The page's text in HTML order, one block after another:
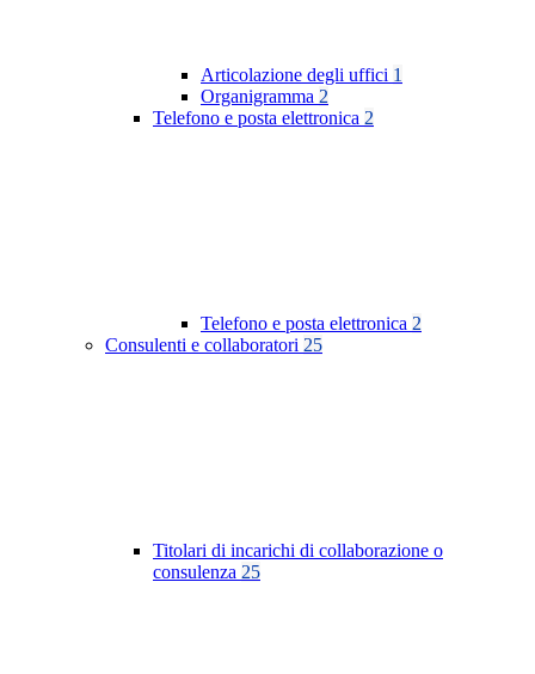
Articolazione degli uffici 1
Organigramma 2
Telefono e posta elettronica 2
Telefono e posta elettronica 2
Consulenti e collaboratori 25
Titolari di incarichi di collaborazione o
consulenza 25